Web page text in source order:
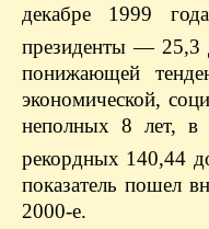
декабре 1999
президенты — 25,3
понижающей
экономической,
неполных 8 лет, в
рекордных 140,44
показатель пошел
2000-е.